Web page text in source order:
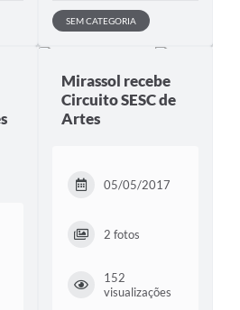
SEM CATEGORIA
Mirassol recebe
Circuito SESC de
Artes
05/05/2017
2 fotos
152
visualizações